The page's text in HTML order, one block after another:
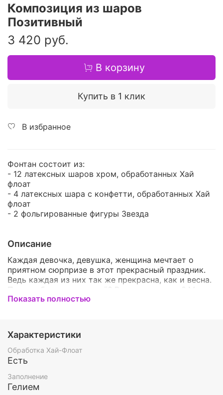
Композиция из шаров
Позитивный
3 420 руб.
В корзину
Купить в 1 клик
В избранное
Фонтан состоит из:
- 12 латексных шаров хром, обработанных Хай
флоат
- 4 латексных шара с конфетти, обработанных Хай
флоат
- 2 фольгированные фигуры Звезда
Описание
Каждая девочка, девушка, женщина мечтает о
приятном сюрпризе в этот прекрасный праздник.
Ведь каждая из них так же прекрасна, как и весна.
Почему бы не удивить её? Вы не знаете как? Мы
можем Вам предложить этот прекрасный букет. Он
яркое и оригинальное дополнение к поздравлению.
Они украсят этот чудесный день и оставят о нем
только тёплые воспоминания.
или количество шариков в наборе, чтобы он
понравился именно Вам
Показать полностью
Характеристики
Обработка Хай-Флоат
Есть
Заполнение
Гелием